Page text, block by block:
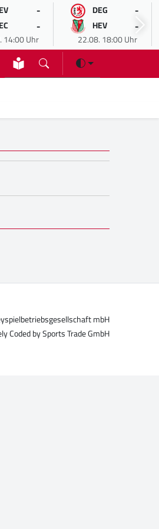
-
-
14:00 Uhr
DEG -
HEV -
22.08. 18:00 Uhr
mbH
Coded bySports Trade GmbH